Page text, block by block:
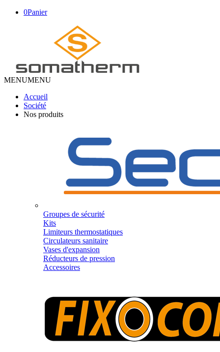
0Panier
MENUMENU
Accueil
Société
Nos produits
Groupes de sécurité
Kits
Limiteurs thermostatiques
Circulateurs sanitaire
Vases d'expansion
Réducteurs de pression
Accessoires